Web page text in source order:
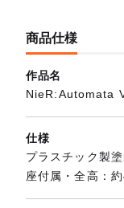
商品仕様
作品名
NieR:Automata
仕様
プラスチック製
座付属・全高：